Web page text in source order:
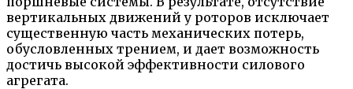
вертикальных движений у роторов исключает
существенную часть механических потерь,
обусловленных трением, и дает возможность
достичь высокой эффективности силового
агрегата.